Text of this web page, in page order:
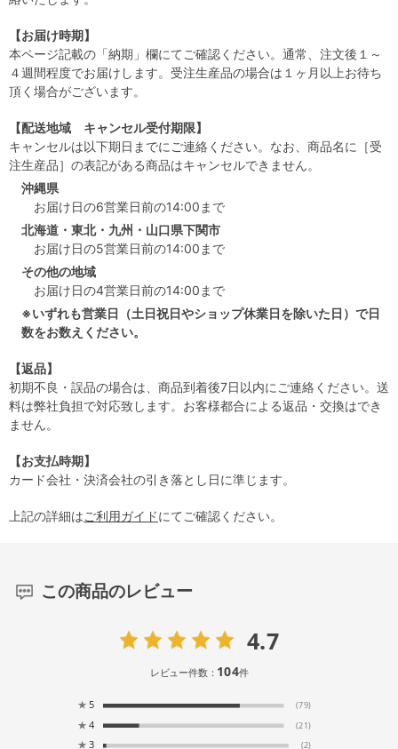
【お届け時期】
本ページ記載の「納期」欄にてご確認ください。通常、注文後１～
４週間程度でお届けします。受注生産品の場合は１ヶ月以上お待ち
頂く場合がございます。
【配送地域 キャンセル受付期限】
キャンセルは以下期日までにご連絡ください。なお、商品名に［受
注生産品］の表記がある商品はキャンセルできません。
沖縄県
お届け日の6営業日前の14:00まで
北海道・東北・九州・山口県下関市
お届け日の5営業日前の14:00まで
その他の地域
お届け日の4営業日前の14:00まで
※いずれも営業日（土日祝日やショップ休業日を除いた日）で日
数をお数えください。
【返品】
初期不良・誤品の場合は、商品到着後7日以内にご連絡ください。送
料は弊社負担で対応致します。お客様都合による返品・交換はでき
ません。
【お支払時期】
カード会社・決済会社の引き落とし日に準じます。
上記の詳細はご利用ガイドにてご確認ください。
この商品のレビュー
4.7
レビュー件数： 104件
★ 5 (79)
★ 4 (21)
★ 3 (2)